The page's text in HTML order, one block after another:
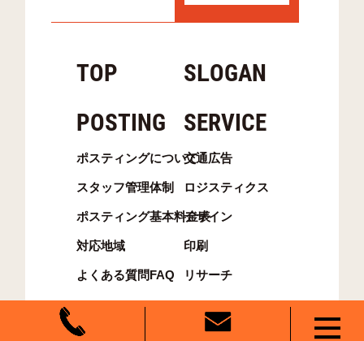
TOP
SLOGAN
POSTING
ポスティングについて
スタッフ管理体制
ポスティング基本料金表
対応地域
よくある質問FAQ
ADX
SERVICE
交通広告
ロジスティクス
デザイン
印刷
リサーチ
@LETTER with メ〜テレ